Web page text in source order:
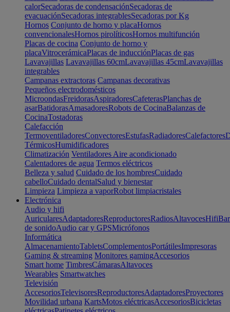
calorSecadoras de condensaciónSecadoras de
evacuaciónSecadoras integrablesSecadoras por Kg
Hornos Conjunto de horno y placaHornos
convencionalesHornos pirolíticosHornos multifunción
Placas de cocina Conjunto de horno y
placaVitrocerámicaPlacas de inducciónPlacas de gas
Lavavajillas Lavavajillas 60cmLavavajillas 45cmLavavajillas
integrables
Campanas extractoras Campanas decorativas
Pequeños electrodomésticos
MicroondasFreidorasAspiradoresCafeterasPlanchas de
asarBatidorasAmasadoresRobots de CocinaBalanzas de
CocinaTostadoras
Calefacción
TermoventiladoresConvectoresEstufasRadiadoresCalefactores
TérmicosHumidificadores
Climatización Ventiladores Aire acondicionado
Calentadores de agua Termos eléctricos
Belleza y salud Cuidado de los hombresCuidado
cabelloCuidado dentalSalud y bienestar
Limpieza Limpieza a vaporRobot limpiacristales
Electrónica
Audio y hifi
AuricularesAdaptadoresReproductoresRadiosAltavocesHifi
de sonidoAudio car y GPSMicrófonos
Informática
AlmacenamientoTabletsComplementosPortátilesImpresoras
Gaming & streaming Monitores gamingAccesorios
Smart home TimbresCámarasAltavoces
Wearables Smartwatches
Televisión
AccesoriosTelevisoresReproductoresAdaptadoresProyectores
Movilidad urbana KartsMotos eléctricasAccesoriosBicicletas